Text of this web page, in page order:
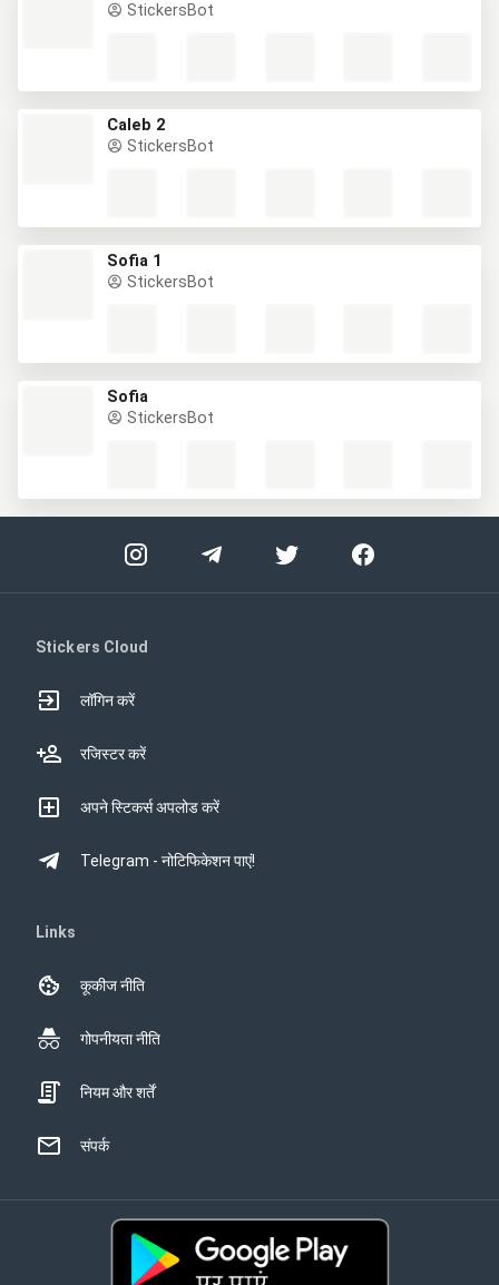
StickersBot
Caleb 2
StickersBot
Sofia 1
StickersBot
Sofia
StickersBot
Stickers Cloud
लॉगिन करें
रजिस्टर करें
अपने स्टिकर्स अपलोड करें
Telegram - नोटिफिकेशन पाएं!
Links
कूकीज नीति
गोपनीयता नीति
नियम और शर्तें
संपर्क